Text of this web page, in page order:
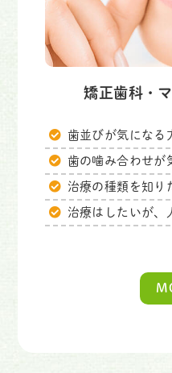
矯正歯科・
歯並びが気になる
歯の噛み合わせが
治療の種類を知り
治療はしたいが、